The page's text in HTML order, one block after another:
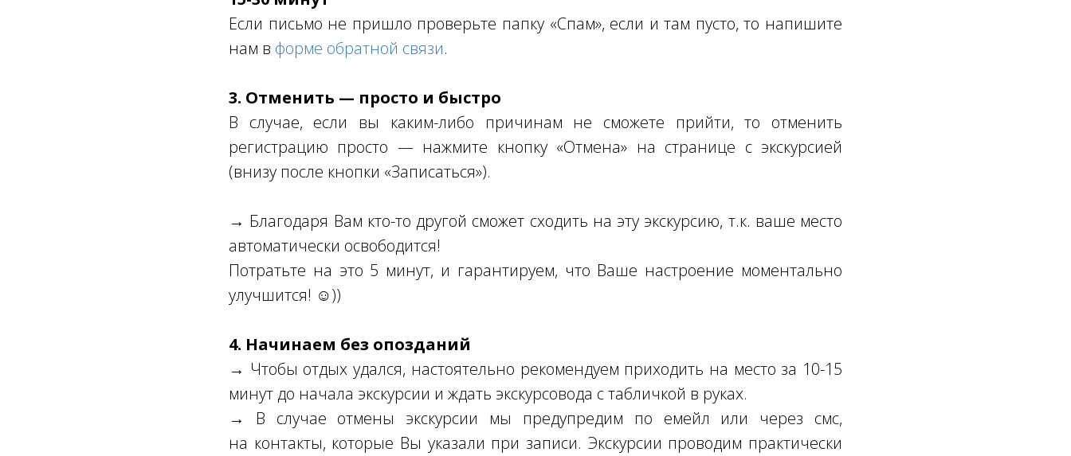
Если письмо не пришло проверьте папку «Спам», если и там пусто, то напишите
нам в форме обратной связи.
3. Отменить — просто и быстро
В случае, если вы каким-либо причинам не сможете прийти, то отменить
регистрацию просто — нажмите кнопку «Отмена» на странице с экскурсией
(внизу после кнопки «Записаться»).
→ Благодаря Вам кто-то другой сможет сходить на эту экскурсию, т.к. ваше место
автоматически освободится!
Потратьте на это 5 минут, и гарантируем, что Ваше настроение моментально
улучшится! ☺))
4. Начинаем без опозданий
→ Чтобы отдых удался, настоятельно рекомендуем приходить на место за 10-15
минут до начала экскурсии и ждать экскурсовода с табличкой в руках.
→ В случае отмены экскурсии мы предупредим по емейл или через смс,
на контакты, которые Вы указали при записи. Экскурсии проводим практически